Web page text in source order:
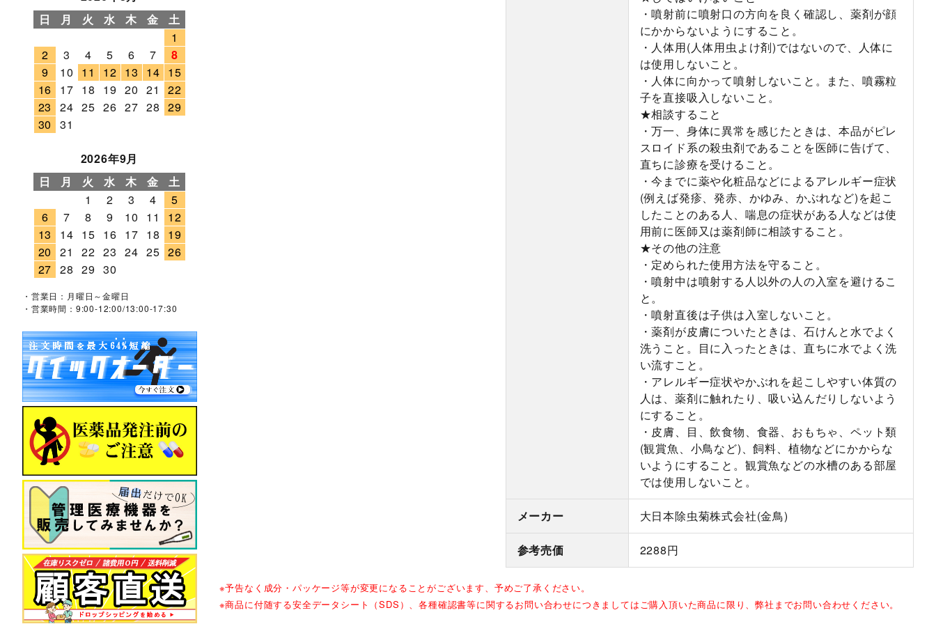
・噴射前に噴射口の方向を良く確認し、薬剤が顔
にかからないようにすること。
・人体用(人体用虫よけ剤)ではないので、人体に
は使用しないこと。
・人体に向かって噴射しないこと。また、噴霧粒
子を直接吸入しないこと。
★相談すること
・万一、身体に異常を感じたときは、本品がピレ
スロイド系の殺虫剤であることを医師に告げて、
直ちに診療を受けること。
・今までに薬や化粧品などによるアレルギー症状
(例えば発疹、発赤、かゆみ、かぶれなど)を起こ
したことのある人、喘息の症状がある人などは使
用前に医師又は薬剤師に相談すること。
★その他の注意
・定められた使用方法を守ること。
・噴射中は噴射する人以外の人の入室を避けるこ
と。
・噴射直後は子供は入室しないこと。
・薬剤が皮膚についたときは、石けんと水でよく
洗うこと。目に入ったときは、直ちに水でよく洗
い流すこと。
・アレルギー症状やかぶれを起こしやすい体質の
人は、薬剤に触れたり、吸い込んだりしないよう
にすること。
・皮膚、目、飲食物、食器、おもちゃ、ペット類
(観賞魚、小鳥など)、飼料、植物などにかからな
いようにすること。観賞魚などの水槽のある部屋
では使用しないこと。
メーカー 大日本除虫菊株式会社(金鳥)
参考売価 2288円
※予告なく成分・パッケージ等が変更になることがございます、予めご了承ください。
※商品に付随する安全データシート（SDS）、各種確認書等に関するお問い合わせにつきましてはご購入頂いた商品に限り、弊社までお問い合わせください。
日
月 火 水 木 金
土
1
2
3 4 5 6 7
8
9
10 11 12 13 14 15
16
17 18 19 20 21
22
23
24 25 26 27 28 29
30
31
2026年9月
日
月 火 水 木 金
土
1
2 3 4
5
6
7 8 9 10 11
12
13
14 15 16 17 18
19
20
21 22 23 24 25 26
27 28 29 30
・営業日：月曜日～金曜日
・営業時間：9:00-12:00/13:00-17:30